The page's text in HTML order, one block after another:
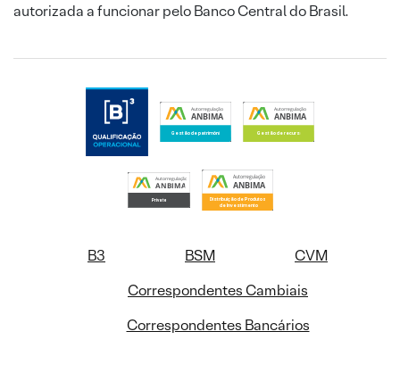
autorizada a funcionar pelo Banco Central do Brasil.
B3 BSM
CVM
Correspondentes Cambiais
Correspondentes Bancários